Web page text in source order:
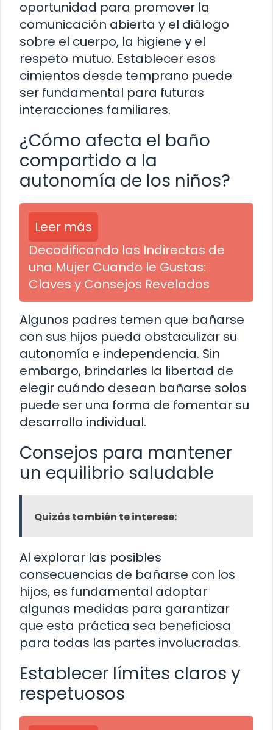
oportunidad para promover la
comunicación abierta y el diálogo
sobre el cuerpo, la higiene y el
respeto mutuo. Establecer esos
cimientos desde temprano puede
ser fundamental para futuras
interacciones familiares.
¿Cómo afecta el baño
compartido a la
autonomía de los niños?
Leer más
Decodificando las Indirectas de
una Mujer Cuando le Gustas:
Claves y Consejos Revelados
Algunos padres temen que bañarse
con sus hijos pueda obstaculizar su
autonomía e independencia. Sin
embargo, brindarles la libertad de
elegir cuándo desean bañarse solos
puede ser una forma de fomentar su
desarrollo individual.
Consejos para mantener
un equilibrio saludable
Quizás también te interese:
Al explorar las posibles
consecuencias de bañarse con los
hijos, es fundamental adoptar
algunas medidas para garantizar
que esta práctica sea beneficiosa
para todas las partes involucradas.
Establecer límites claros y
respetuosos